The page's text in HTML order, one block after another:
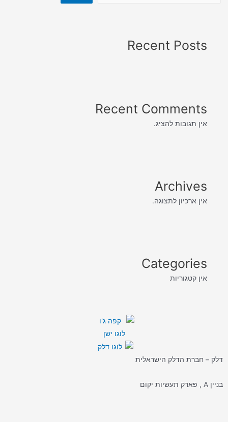
Recent Posts
Recent Comments
אין תגובות להציג.
Archives
אין ארכיון לתצוגה.
Categories
אין קטגוריות
דלק – חברת הדלק הישראלית
בניין A , פארק תעשיות יקום